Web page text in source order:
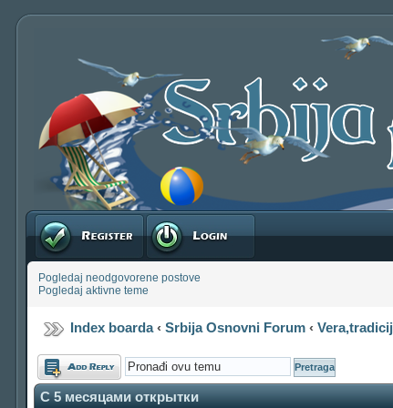
Registruj se Prijavite se
Pogledaj neodgovorene postove
Pogledaj aktivne teme
Index boarda‹Srbija Osnovni Forum ‹
Odgovori
С 5 месяцами открытки